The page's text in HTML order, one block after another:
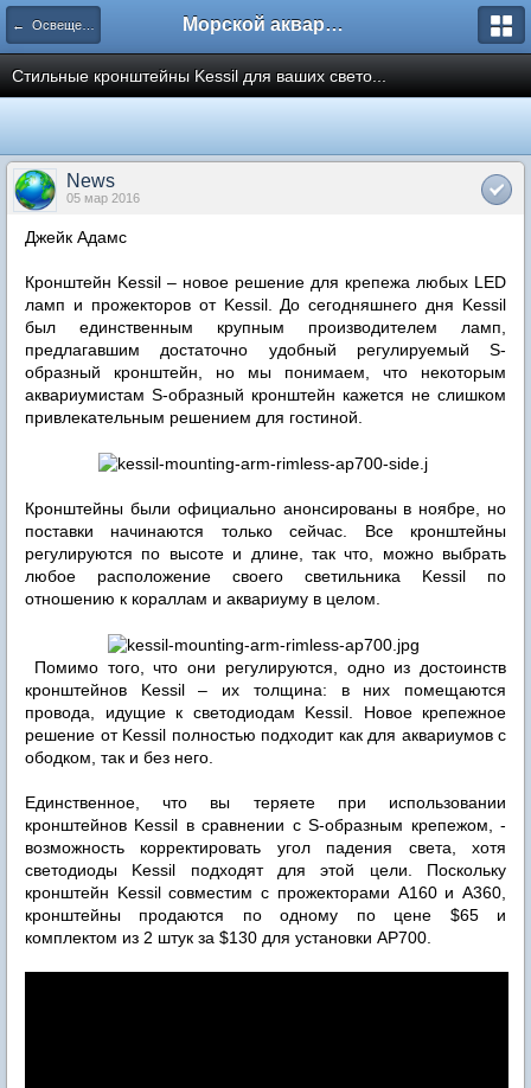
← Освещение морских аквариумов Морской аквариум. Форумы ReefCentral.ru
Стильные кронштейны Kessil для ваших свето...
News
05 мар 2016
Джейк Адамс
Кронштейн Kessil – новое решение для крепежа любых LED
ламп и прожекторов от Kessil. До сегодняшнего дня Kessil
был единственным крупным производителем ламп,
предлагавшим достаточно удобный регулируемый S-
образный кронштейн, но мы понимаем, что некоторым
аквариумистам S-образный кронштейн кажется не слишком
привлекательным решением для гостиной.
Кронштейны были официально анонсированы в ноябре, но
поставки начинаются только сейчас. Все кронштейны
регулируются по высоте и длине, так что, можно выбрать
любое расположение своего светильника Kessil по
отношению к кораллам и аквариуму в целом.
Помимо того, что они регулируются, одно из достоинств
кронштейнов Kessil – их толщина: в них помещаются
провода, идущие к светодиодам Kessil. Новое крепежное
решение от Kessil полностью подходит как для аквариумов с
ободком, так и без него.
Единственное, что вы теряете при использовании
кронштейнов Kessil в сравнении с S-образным крепежом, -
возможность корректировать угол падения света, хотя
светодиоды Kessil подходят для этой цели. Поскольку
кронштейн Kessil совместим с прожекторами A160 и A360,
кронштейны продаются по одному по цене $65 и
комплектом из 2 штук за $130 для установки AP700.